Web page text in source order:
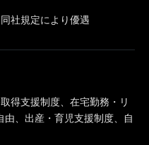
社規定により優遇
得支援制度、在宅勤務・リ
、出産・育児支援制度、自